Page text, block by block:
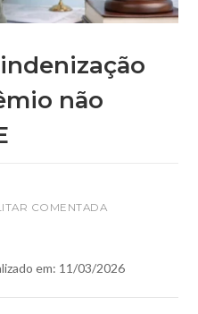
não
COMENTADA
em: 11/03/2026